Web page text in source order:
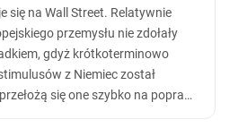
się na Wall Street. Relatywnie
przemysłu nie zdołały
gdyż krótkoterminowo
z Niemiec został
się one szybko na poprawę